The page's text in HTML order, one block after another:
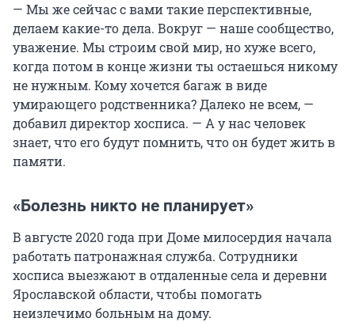
— Мы же сейчас с вами такие перспективные,
делаем какие-то дела. Вокруг — наше сообщество,
уважение. Мы строим свой мир, но хуже всего,
когда потом в конце жизни ты остаешься никому
не нужным. Кому хочется багаж в виде
умирающего родственника? Далеко не всем, —
добавил директор хосписа. — А у нас человек
знает, что его будут помнить, что он будет жить в
памяти.
«Болезнь никто не планирует»
В августе 2020 года при Доме милосердия начала
работать патронажная служба. Сотрудники
хосписа выезжают в отдаленные села и деревни
Ярославской области, чтобы помогать
неизлечимо больным на дому.